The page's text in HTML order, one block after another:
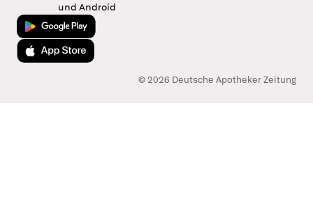
und Android
Jetzt bei Google Play
Laden im App Store
© 2026 Deutsche Apotheker Zeitung